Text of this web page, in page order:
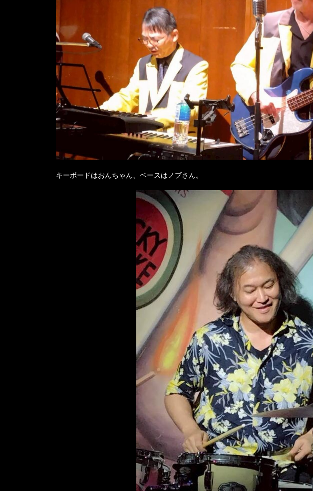
キーボードはおんちゃん、ベースはノブさん。